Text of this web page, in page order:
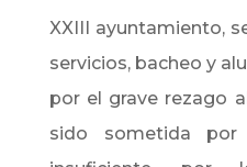
XXIII ayuntamiento,
servicios, bacheo y
por el grave rezago
sido sometida